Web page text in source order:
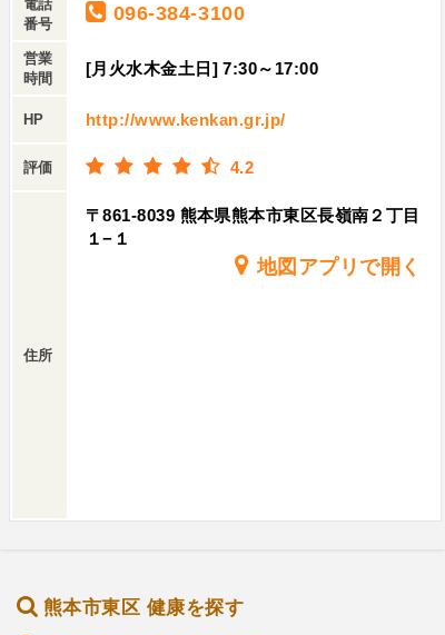
電話
番号
096-384-3100
営業
時間
[月火水木金土日] 7:30～17:00
HP http://www.kenkan.gr.jp/
評価 4.2
住所
〒861-8039 熊本県熊本市東区長嶺南２丁目
１−１
地図アプリで開く
熊本市東区 健康を探す